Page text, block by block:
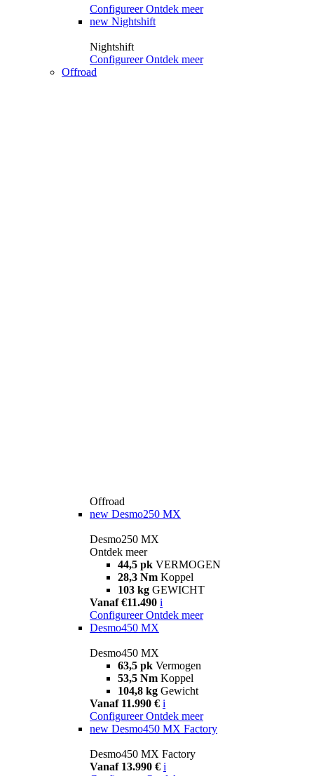
Configureer Ontdek meer
new Nightshift
Nightshift
Configureer Ontdek meer
Offroad
Offroad
new Desmo250 MX
Desmo250 MX
Ontdek meer
44,5 pk VERMOGEN
28,3 Nm Koppel
103 kg GEWICHT
Vanaf €11.490 i
Configureer Ontdek meer
Desmo450 MX
Desmo450 MX
63,5 pk Vermogen
53,5 Nm Koppel
104,8 kg Gewicht
Vanaf 11.990 € i
Configureer Ontdek meer
new Desmo450 MX Factory
Desmo450 MX Factory
Vanaf 13.990 € i